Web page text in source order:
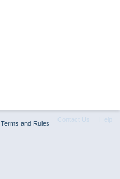
Contact Us Help
Terms and Rules